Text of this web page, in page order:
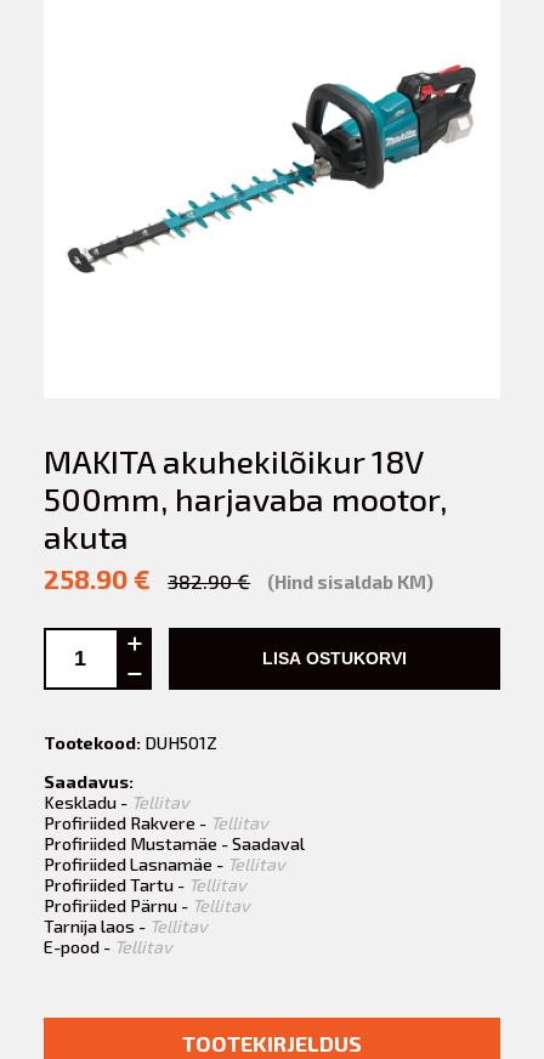
MAKITA akuhekilõikur 18V
500mm, harjavaba mootor,
akuta
258.90 € 382.90 € (Hind sisaldab KM)
LISA OSTUKORVI
Tootekood:DUH501Z
Saadavus:
Keskladu - Tellitav
Profiriided Rakvere - Tellitav
Profiriided Mustamäe - Saadaval
Profiriided Lasnamäe - Tellitav
Profiriided Tartu - Tellitav
Profiriided Pärnu - Tellitav
Tarnija laos - Tellitav
E-pood - Tellitav
TOOTEKIRJELDUS